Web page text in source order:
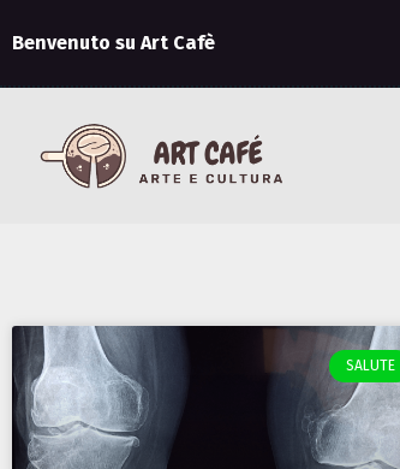
Benvenuto su Art Cafè
SALUTE